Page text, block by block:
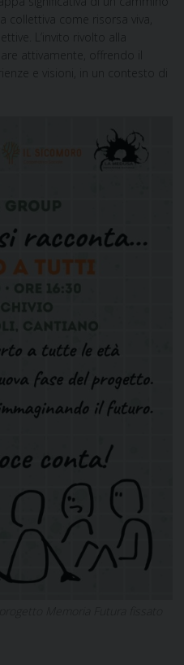
collettiva come risorsa viva,
L’invito rivolto alla
attivamente, offrendo il
e visioni, in un contesto di